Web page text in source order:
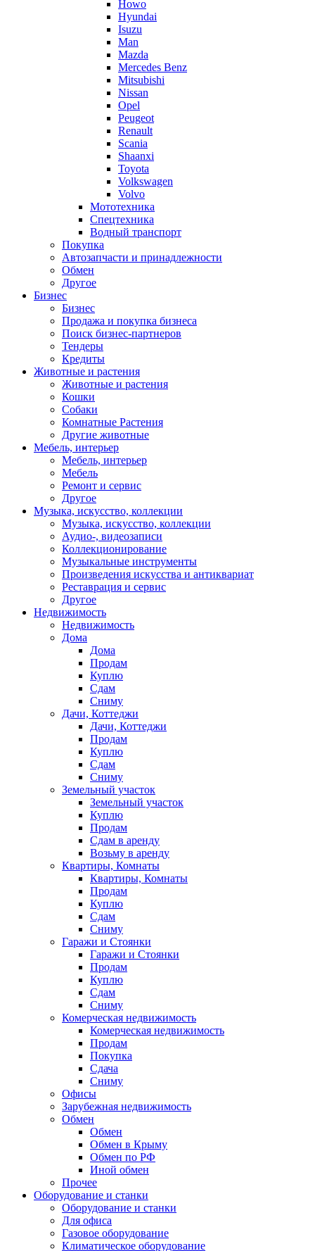
Howo
Hyundai
Isuzu
Man
Mazda
Mercedes Benz
Mitsubishi
Nissan
Opel
Peugeot
Renault
Scania
Shaanxi
Toyota
Volkswagen
Volvo
Мототехника
Спецтехника
Водный транспорт
Покупка
Автозапчасти и принадлежности
Обмен
Другое
Бизнес
Бизнес
Продажа и покупка бизнеса
Поиск бизнес-партнеров
Тендеры
Кредиты
Животные и растения
Животные и растения
Кошки
Собаки
Комнатные Растения
Другие животные
Мебель, интерьер
Мебель, интерьер
Мебель
Ремонт и сервис
Другое
Музыка, искусство, коллекции
Музыка, искусство, коллекции
Аудио-, видеозаписи
Коллекционирование
Музыкальные инструменты
Произведения искусства и антиквариат
Реставрация и сервис
Другое
Недвижимость
Недвижимость
Дома
Дома
Продам
Куплю
Сдам
Сниму
Дачи, Коттеджи
Дачи, Коттеджи
Продам
Куплю
Сдам
Сниму
Земельный участок
Земельный участок
Куплю
Продам
Сдам в аренду
Возьму в аренду
Квартиры, Комнаты
Квартиры, Комнаты
Продам
Куплю
Сдам
Сниму
Гаражи и Стоянки
Гаражи и Стоянки
Продам
Куплю
Сдам
Сниму
Комерческая недвижимость
Комерческая недвижимость
Продам
Покупка
Сдача
Сниму
Офисы
Зарубежная недвижимость
Обмен
Обмен
Обмен в Крыму
Обмен по РФ
Иной обмен
Прочее
Оборудование и станки
Оборудование и станки
Для офиса
Газовое оборудование
Климатическое оборудование